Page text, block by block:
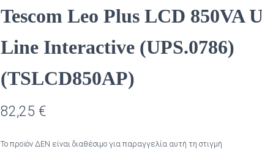
Tescom Leo Plus LCD 850VA
Line Interactive (UPS.0786)
(TSLCD850AP)
82,25 €
Το προϊόν ΔΕΝ είναι διαθέσιμο για παραγγελία αυτή τη στιγμή